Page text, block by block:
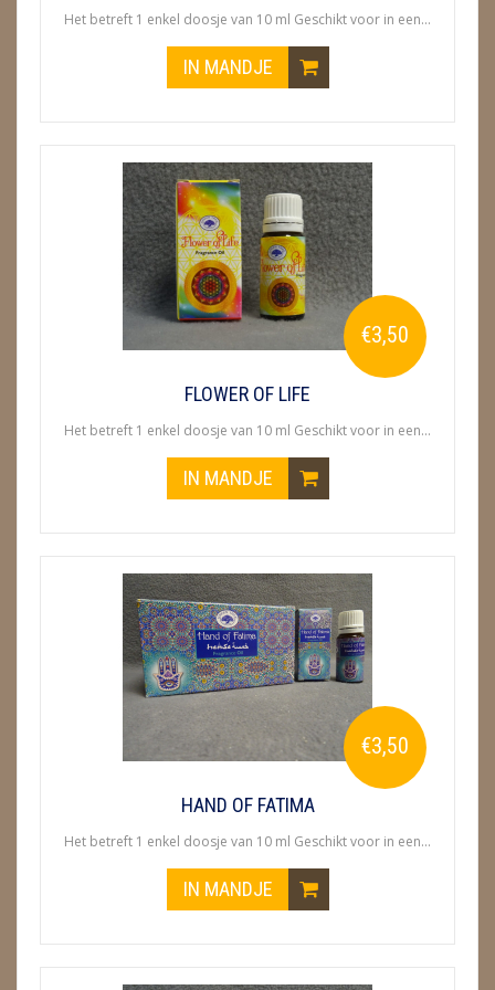
METEORIETEN
READING EN PERSOONLIJK ADVIES
SPECIALE STUKKEN
TELEFOON KOORDEN
WIEROOK, OLIE & TOEBEHOREN
GREEN TREE
GOLOKA
WIEROOK HUTTEN & PLANKJES
ZAKJES WATER ELIXERS
Het betreft 1 enkel doosje van 10 ml Geschikt voor in een...
IN MANDJE
€3,50
FLOWER OF LIFE
Het betreft 1 enkel doosje van 10 ml Geschikt voor in een...
IN MANDJE
€3,50
HAND OF FATIMA
Het betreft 1 enkel doosje van 10 ml Geschikt voor in een...
IN MANDJE